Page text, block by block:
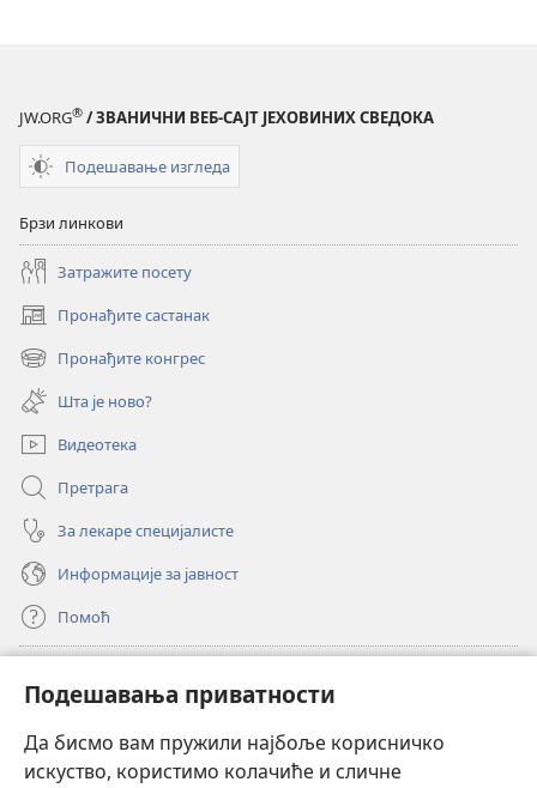
Подешавања приватности
Да бисмо вам пружили најбоље корисничко
искуство, користимо колачиће и сличне
JW.ORG® / ЗВАНИЧНИ ВЕБ-САЈТ ЈЕХОВИНИХ СВЕДОКА
Подешавање изгледа
Брзи линкови
Затражите посету
Пронађите састанак
(отвара
нови
прозор)
Пронађите конгрес
(отвара
нови
прозор)
Шта је ново?
Видеотека
Претрага
За лекаре специјалисте
Информације за јавност
Помоћ
(отвара
нови
прозор)ОНЛАЈН БИБЛИОТЕКА Watchtower
(отвара
нови